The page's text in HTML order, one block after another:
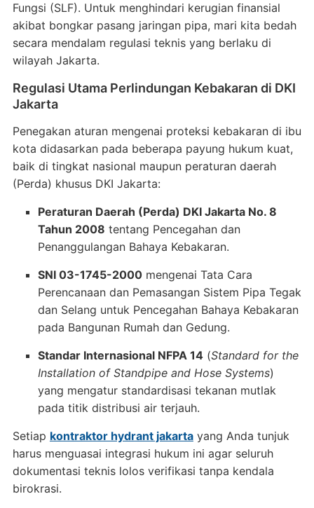
Fungsi (SLF). Untuk menghindari kerugian finansial
akibat bongkar pasang jaringan pipa, mari kita bedah
secara mendalam regulasi teknis yang berlaku di
wilayah Jakarta.
Regulasi Utama Perlindungan Kebakaran di DKI
Jakarta
Penegakan aturan mengenai proteksi kebakaran di ibu
kota didasarkan pada beberapa payung hukum kuat,
baik di tingkat nasional maupun peraturan daerah
(Perda) khusus DKI Jakarta:
Peraturan Daerah (Perda) DKI Jakarta No. 8
Tahun 2008 tentang Pencegahan dan
Penanggulangan Bahaya Kebakaran.
SNI 03-1745-2000mengenai Tata Cara
Perencanaan dan Pemasangan Sistem Pipa Tegak
dan Selang untuk Pencegahan Bahaya Kebakaran
pada Bangunan Rumah dan Gedung.
Standar Internasional NFPA 14(Standard for the
Installation of Standpipe and Hose Systems)
yang mengatur standardisasi tekanan mutlak
pada titik distribusi air terjauh.
Setiap kontraktor hydrant jakartayang Anda tunjuk
harus menguasai integrasi hukum ini agar seluruh
dokumentasi teknis lolos verifikasi tanpa kendala
birokrasi.